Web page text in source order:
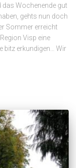
das Wochenende gut
gehts nun doch
Sommer erreicht
Visp eine
bitz erkundigen… Wir